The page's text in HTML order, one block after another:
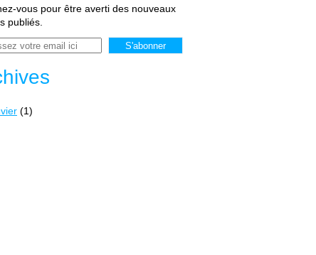
vous pour être averti des nouveaux
publiés.
(1)